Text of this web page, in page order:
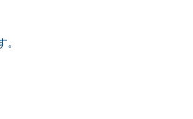
。